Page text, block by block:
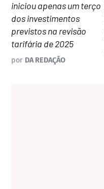
iniciou apenas um terço
dos investimentos
previstos na revisão
tarifária de 2025
por DA REDAÇÃO